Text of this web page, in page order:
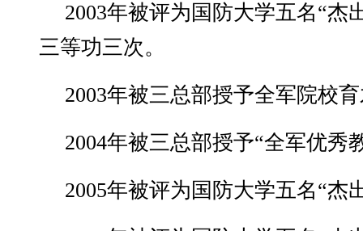
2003年被评为国防大学五名“杰
三等功三次。
2003年被三总部授予全军院校
2004年被三总部授予“全军优秀
2005年被评为国防大学五名“杰